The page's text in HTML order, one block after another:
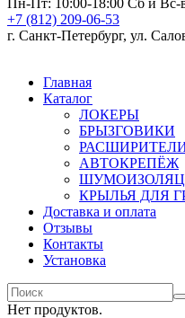
Пн-Пт: 10:00-18:00 Сб и Вс-
+7 (812) 209-06-53
г. Санкт-Петербург, ул.
Главная
Каталог
ЛОКЕРЫ
БРЫЗГОВИКИ
АВТОКРЕПЁЖ
КРЫЛЬЯ ДЛЯ
Доставка и оплата
Отзывы
Контакты
Установка
Нет продуктов.